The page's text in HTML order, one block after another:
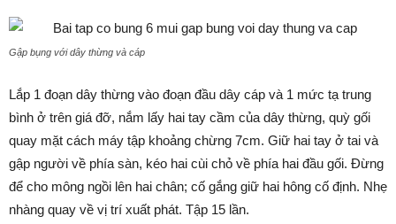
Gập bụng với dây thừng và cáp
Lắp 1 đoạn dây thừng vào đoạn đầu dây cáp và 1 mức tạ trung
bình ở trên giá đỡ, nắm lấy hai tay cầm của dây thừng, quỳ gối
quay mặt cách máy tập khoảng chừng 7cm. Giữ hai tay ở tai và
gập người về phía sàn, kéo hai cùi chỏ về phía hai đầu gối. Đừng
để cho mông ngồi lên hai chân; cố gắng giữ hai hông cố định. Nhẹ
nhàng quay về vị trí xuất phát. Tập 15 lần.